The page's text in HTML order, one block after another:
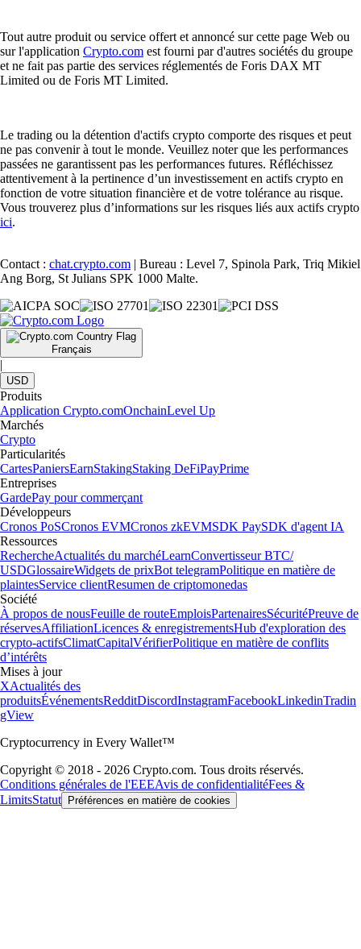
Tout autre produit ou service offert et annoncé sur cette page Web ou
sur l'application Crypto.com est fourni par d'autres sociétés du groupe
et ne fait pas partie des services réglementés de Foris DAX MT
Limited ou de Foris MT Limited.
Le trading ou la détention d'actifs crypto comporte des risques et peut
ne pas convenir à tout le monde. Veuillez noter que les performances
passées ne garantissent pas les performances futures. Réfléchissez
attentivement à la pertinence d’un investissement en actifs crypto en
fonction de votre situation financière et de votre tolérance au risque.
Vous trouverez plus d’informations sur les risques liés aux actifs crypto
ici.
Contact : chat.crypto.com | Bureau : Level 7, Spinola Park, Triq Mikiel
Ang Borg, St Julians SPK 1000 Malte.
Français
|
USD
Produits
Application Crypto.comOnchainLevel Up
Marchés
Crypto
Particularités
CartesPaniersEarnStakingStaking DeFiPayPrime
Entreprises
GardePay pour commerçant
Développeurs
Cronos PoSCronos EVMCronos zkEVMSDK PaySDK d'agent IA
Ressources
RechercheActualités du marchéLearnConvertisseur BTC/
USDGlossaireWidgets de prixBot telegramPolitique en matière de
plaintesService clientResumen de criptomonedas
Société
À propos de nousFeuille de routeEmploisPartenairesSécuritéPreuve de
réservesAffiliationLicences & enregistrementsHub d'exploration des
crypto-actifsClimatCapitalVérifierPolitique en matière de conflits
d’intérêts
Mises à jour
XActualités des
produitsÉvénementsRedditDiscordInstagramFacebookLinkedinTradin
gView
Cryptocurrency in Every Wallet™
Copyright © 2018 - 2026 Crypto.com. Tous droits réservés.
Conditions générales de l'EEEAvis de confidentialitéFees &
LimitsStatut Préférences en matière de cookies